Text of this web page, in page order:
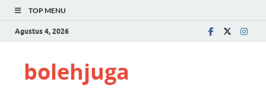
TOP MENU
Agustus 4, 2026
bolehjuga